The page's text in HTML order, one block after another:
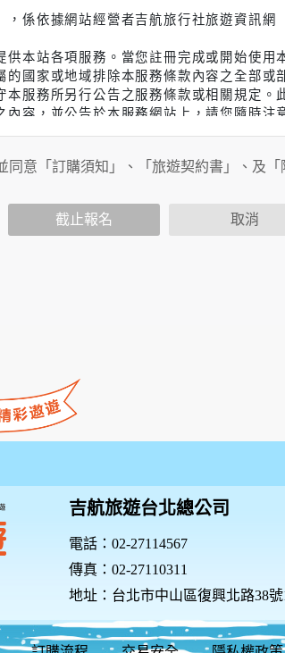
，係依據網站經營者吉航旅行社旅遊資訊
供本站各項服務。當您註冊完成或開始使
國家或地域排除本服務條款內容之全部
服務所另行公告之服務條款或相關規定
容，並公告於本服務網站上，請您隨時
款之所有內容及其後之修改變更。
需事先通知您。無論任何情形，本網站就
因相關主管機關要求外，本網站在未獲您
聲明』。特此向您說明本網站的隱私權保
包括本網站如何處理在您使用網站服務時
的人員。
或使用本網站所提供之功能服務時，我們
本網站不會將個人資料用於其他用途、
動性功能時，會保留您所提供的姓名、電
用時間、使用的瀏覽器、瀏覽及點選資
的問卷調查內容進行統計與分析，分析結
人資訊：
同意「訂購須知」、「旅遊契約書」、及「
截止報名 取消
吉航旅遊台北總公司
電話：02-27114567
傳真：02-27110311
地址：台北市中山區復興北路38號